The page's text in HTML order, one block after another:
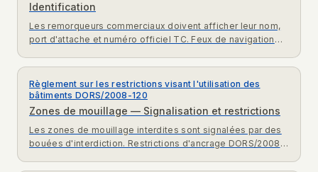
Identification
Les remorqueurs commerciaux doivent afficher leur nom,
port d'attache et numéro officiel TC. Feux de navigation
Règlement sur les restrictions visant l'utilisation des
bâtiments DORS/2008-120
Zones de mouillage — Signalisation et restrictions
Les zones de mouillage interdites sont signalées par des
bouées d'interdiction. Restrictions d'ancrage DORS/2008-